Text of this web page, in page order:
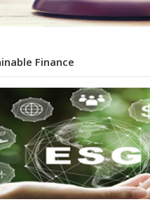
Finance